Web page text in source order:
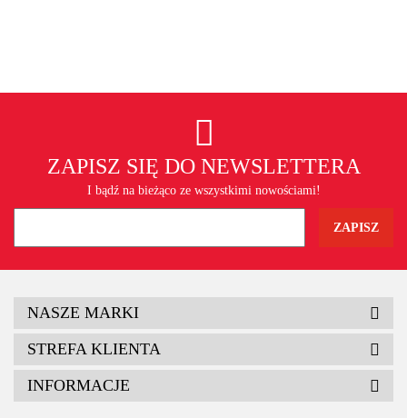
ZAPISZ SIĘ DO NEWSLETTERA
I bądź na bieżąco ze wszystkimi nowościami!
NASZE MARKI
STREFA KLIENTA
INFORMACJE